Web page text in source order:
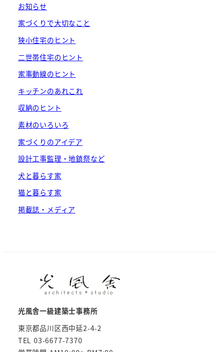
お知らせ
家づくりで大切なこと
狭小住宅のヒント
二世帯住宅のヒント
家事動線のヒント
キッチンのあれこれ
収納のヒント
素材のいろいろ
家づくりのアイデア
設計工事監理・地鎮祭など
犬と暮らす家
猫と暮らす家
掲載誌・メディア
光風舎一級建築士事務所
東京都品川区西中延2-4-2
TEL 03-6677-7370